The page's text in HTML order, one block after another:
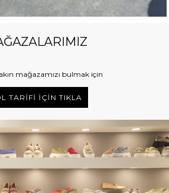
mağazamızı bulmak için
TARİFİ İÇİN TIKLA